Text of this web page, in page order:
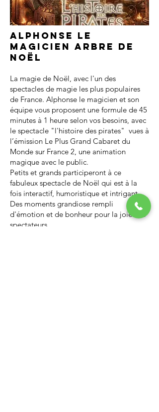
Alphonse le
magicien arbre de
noël
La magie de Noël, avec l'un des
spectacles de magie les plus populaires
de France. Alphonse le magicien et son
équipe vous proposent une formule de 45
minutes à 1 heure selon vos besoins, avec
le spectacle "l'histoire des pirates" vues à
l’émission Le Plus Grand Cabaret du
Monde sur France 2, une animation
magique avec le public.
Petits et grands participeront à ce
fabuleux spectacle de Noël qui est à la
fois interactif, humoristique et intrigant.
Des moments grandiose rempli
d'émotion et de bonheur pour la joie des
spectateurs.